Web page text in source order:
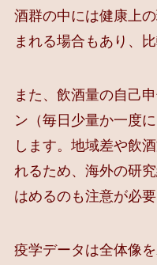
酒群の中には健康上
まれる場合もあり、
また、飲酒量の自己
ン（毎日少量か一度
します。地域差や飲
れるため、海外の研
はめるのも注意が必要
疫学データは全体像